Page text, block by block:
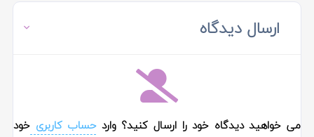
ارسال دیدگاه
می خواهید دیدگاه خود را ارسال کنید؟ واردحساب کاربریخود